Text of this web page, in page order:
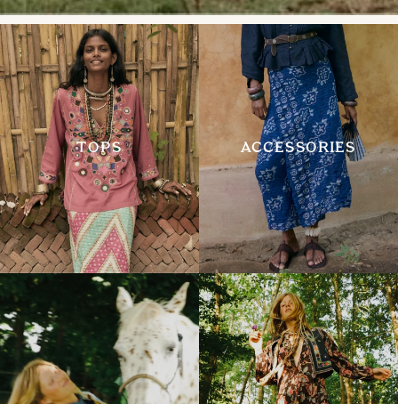
TOPS ACCESSORIES